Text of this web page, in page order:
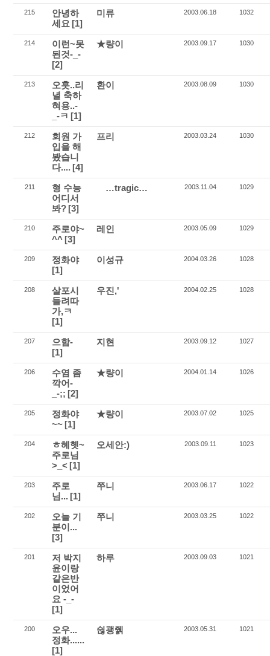
215
안녕하
세요 [1]
미류 2003.06.18 1032
214
이런~못
된것-_-
[2]
★량이 2003.09.17 1030
213
오훗..리
녈 축하
혀용..-
_-ㅋ [1]
환이 2003.08.09 1030
212
회원 가
입을 해
봤습니
다.... [4]
프리 2003.03.24 1030
211
형 수능
어디서
봐? [3]
…tragic… 2003.11.04 1029
210
주로야~
^^ [3]
레인 2003.05.09 1029
209
정화야
[1]
이성규 2004.03.26 1028
208
살포시
들려따
가,ㅋ
[1]
우진,' 2004.02.25 1028
207
으함-
[1]
지현 2003.09.12 1027
206
수염 좀
깍어-
_-;; [2]
★량이 2004.01.14 1026
205
정화야
~~ [1]
★량이 2003.07.02 1025
204
ㅎ헤헷~
주로님
>_< [1]
오세안:) 2003.09.11 1023
203
주로
님... [1]
쭈니 2003.06.17 1022
202
오늘 기
분이...
[3]
쭈니 2003.03.25 1022
201
저 박지
윤이랑
같은반
이었어
요 -_-
[1]
하루 2003.09.03 1021
200
오우...
정화......
[1]
쉲괭줽 2003.05.31 1021